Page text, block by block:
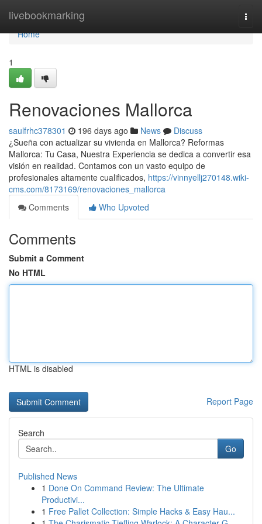
livebookmarking
Home
Home
1
Renovaciones Mallorca
saulfrhc378301 196 days ago News
Discuss
¿Sueña con actualizar su vivienda en Mallorca? Reformas
Mallorca: Tu Casa, Nuestra Experiencia se dedica a convertir esa
visión en realidad. Contamos con un vasto equipo de
profesionales altamente cualificados, https://vinnyellj270148.wiki-
cms.com/8173169/renovaciones_mallorca
Comments
Who Upvoted
Comments
Submit a Comment
No HTML
HTML is disabled
Report Page
Search
Go
Published News
1 Done On Command Review: The Ultimate
Productivi...
1 Free Pallet Collection: Simple Hacks & Easy Hau...